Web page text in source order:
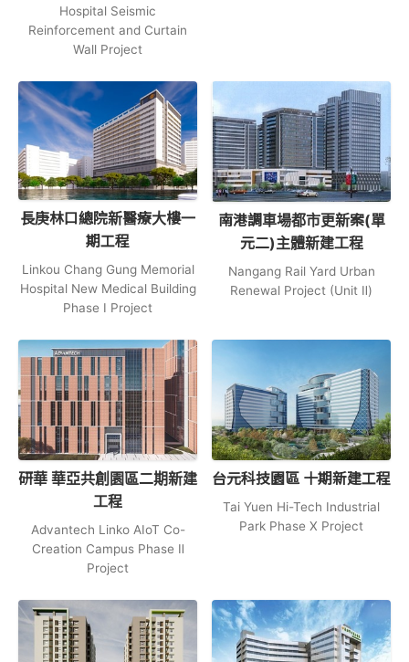
Hospital Seismic
Reinforcement and Curtain
Wall Project
長庚林口總院新醫療大樓一
期工程
Linkou Chang Gung Memorial
Hospital New Medical Building
Phase Ⅰ Project
南港調車場都市更新案(單
元二)主體新建工程
Nangang Rail Yard Urban
Renewal Project (Unit Ⅱ)
研華 華亞共創園區二期新建
工程
Advantech Linko AIoT Co-
Creation Campus Phase Ⅱ
Project
台元科技園區 十期新建工程
Tai Yuen Hi-Tech Industrial
Park Phase X Project